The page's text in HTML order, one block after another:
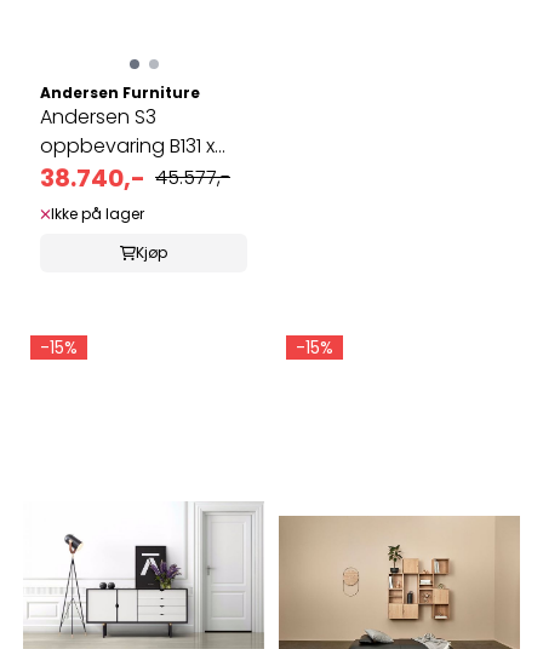
Andersen Furniture
Andersen S3
oppbevaring B131 x
D43 x H132 cm
38.740,- 45.577,-
Ikke på lager
Kjøp
-15% -15%